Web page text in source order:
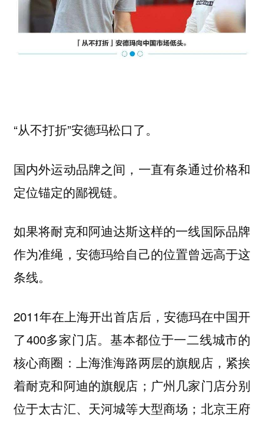
“从不打折”安德玛松口了。
国内外运动品牌之间，一直有条通过价格和
定位锚定的鄙视链。
如果将耐克和阿迪达斯这样的一线国际品牌
作为准绳，安德玛给自己的位置曾远高于这
条线。
2011年在上海开出首店后，安德玛在中国开
了400多家门店。基本都位于一二线城市的
核心商圈：上海淮海路两层的旗舰店，紧挨
着耐克和阿迪的旗舰店；广州几家门店分别
位于太古汇、天河城等大型商场；北京王府